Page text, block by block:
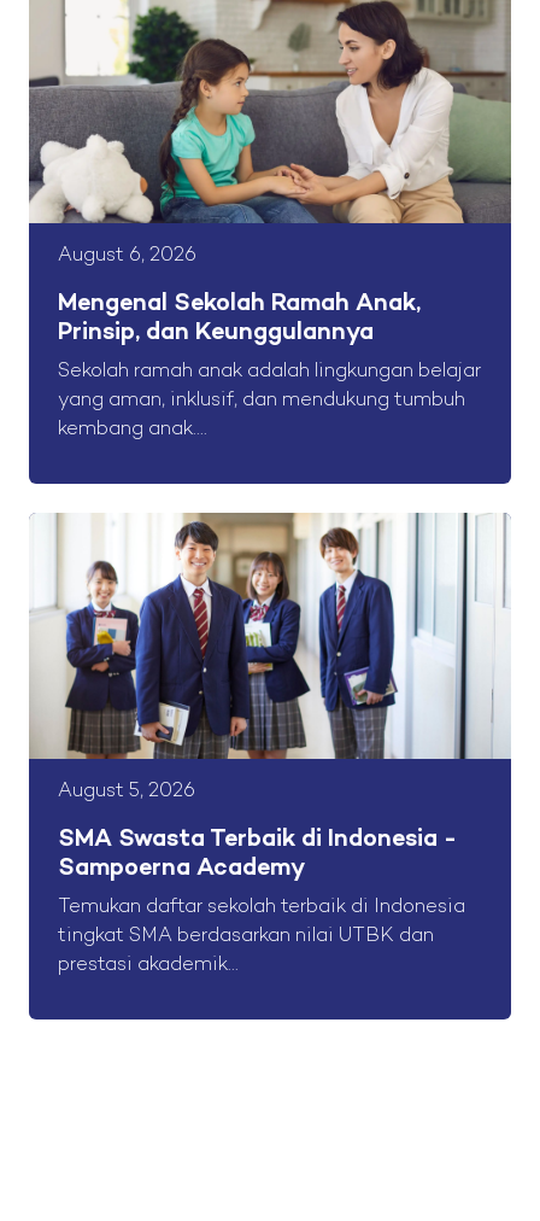
August 6, 2026
Mengenal Sekolah Ramah Anak,
Prinsip, dan Keunggulannya
Sekolah ramah anak adalah lingkungan belajar
yang aman, inklusif, dan mendukung tumbuh
kembang anak....
August 5, 2026
SMA Swasta Terbaik di Indonesia -
Sampoerna Academy
Temukan daftar sekolah terbaik di Indonesia
tingkat SMA berdasarkan nilai UTBK dan
prestasi akademik...